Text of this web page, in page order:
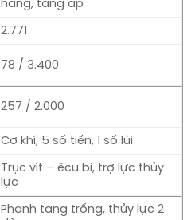
hàng, tăng áp
2.771
78 / 3.400
257 / 2.000
Cơ khí, 5 số tiến, 1 số lùi
Trục vít – êcu bi, trợ lực thủy
lực
Phanh tang trống, thủy lực 2